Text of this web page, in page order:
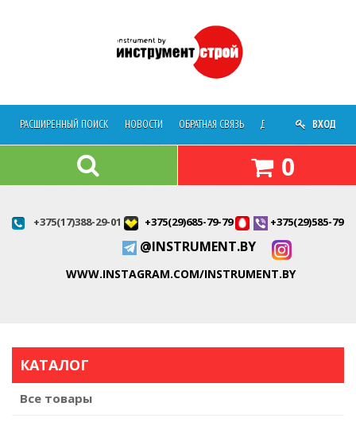
РАСШИРЕННЫЙ ПОИСК НОВОСТИ ОБРАТНАЯ СВЯЗЬ ДОСТАВКА О
ВХОД
0
+375(17)388-29-01 +375(29)685-79-79 +375(29)585-79-
@INSTRUMENT.BY
WWW.INSTAGRAM.COM/INSTRUMENT.BY
КАТАЛОГ
Все товары